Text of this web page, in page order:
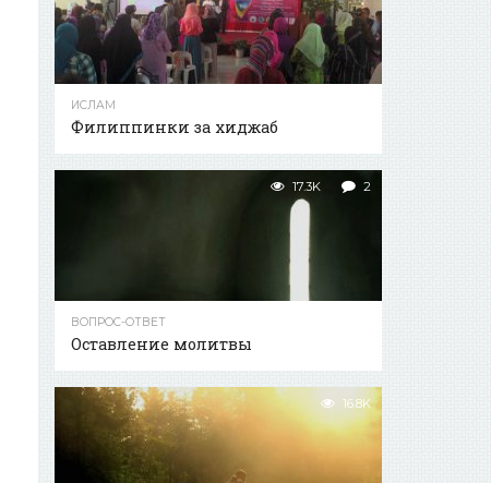
ИСЛАМ
Филиппинки за хиджаб
17.3K 2
ВОПРОС-ОТВЕТ
Оставление молитвы
16.8K